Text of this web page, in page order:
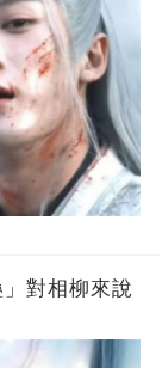
對相柳來說